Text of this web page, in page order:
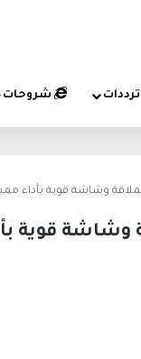
ترددات شروحات